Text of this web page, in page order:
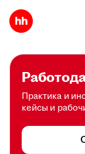
Практика и
кейсы и